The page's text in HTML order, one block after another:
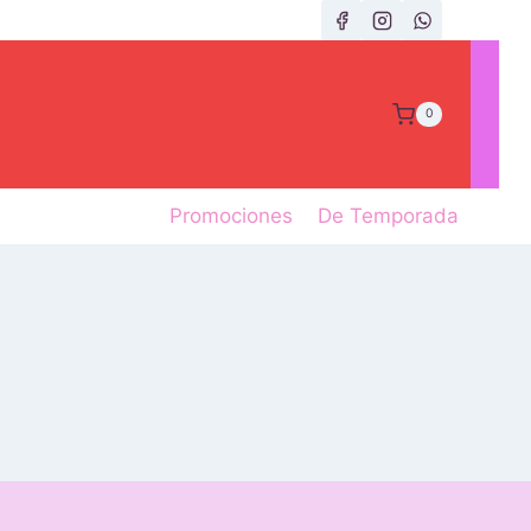
0
Promociones De Temporada